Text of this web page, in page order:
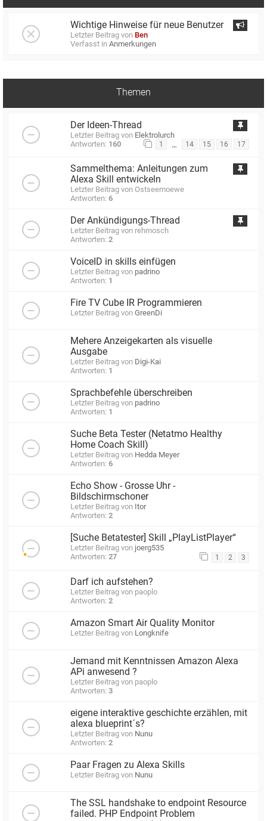
Wichtige Hinweise für neue Benutzer
Letzter Beitrag von Ben
Verfasst in Anmerkungen
Themen
Der Ideen-Thread
Letzter Beitrag von Elektrolurch
Antworten: 160 1 … 14 15 16 17
Sammelthema: Anleitungen zum
Alexa Skill entwickeln
Letzter Beitrag von Ostseemoewe
Antworten: 6
Der Ankündigungs-Thread
Letzter Beitrag von rehmosch
Antworten: 2
VoiceID in skills einfügen
Letzter Beitrag von padrino
Antworten: 1
Fire TV Cube IR Programmieren
Letzter Beitrag von GreenDi
Mehere Anzeigekarten als visuelle
Ausgabe
Letzter Beitrag von Digi-Kai
Antworten: 1
Sprachbefehle überschreiben
Letzter Beitrag von padrino
Antworten: 1
Suche Beta Tester (Netatmo Healthy
Home Coach Skill)
Letzter Beitrag von Hedda Meyer
Antworten: 6
Echo Show - Grosse Uhr -
Bildschirmschoner
Letzter Beitrag von Itor
Antworten: 2
[Suche Betatester] Skill „PlayListPlayer“
Letzter Beitrag von joerg535
Antworten: 27 1 2 3
Darf ich aufstehen?
Letzter Beitrag von paoplo
Antworten: 2
Amazon Smart Air Quality Monitor
Letzter Beitrag von Longknife
Jemand mit Kenntnissen Amazon Alexa
APi anwesend ?
Letzter Beitrag von paoplo
Antworten: 3
eigene interaktive geschichte erzählen, mit
alexa blueprint´s?
Letzter Beitrag von Nunu
Antworten: 2
Paar Fragen zu Alexa Skills
Letzter Beitrag von Nunu
The SSL handshake to endpoint Resource
failed. PHP Endpoint Problem